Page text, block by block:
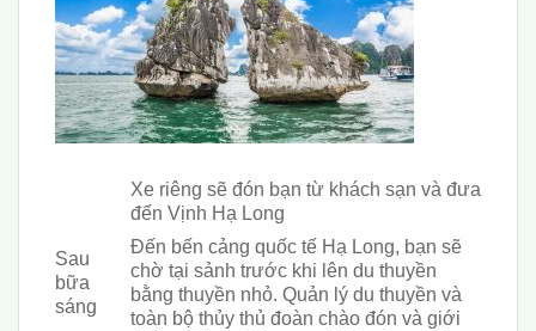
Sau
bữa
sáng
Xe riêng sẽ đón bạn từ khách sạn và đưa
đến Vịnh Hạ Long
Đến bến cảng quốc tế Hạ Long, bạn sẽ
chờ tại sảnh trước khi lên du thuyền
bằng thuyền nhỏ. Quản lý du thuyền và
toàn bộ thủy thủ đoàn chào đón và giới